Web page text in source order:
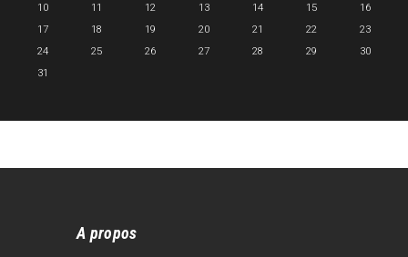
10
11 12 13 14 15
16
17
18 19 20 21 22
23
24
25 26 27 28 29
30
31
A propos